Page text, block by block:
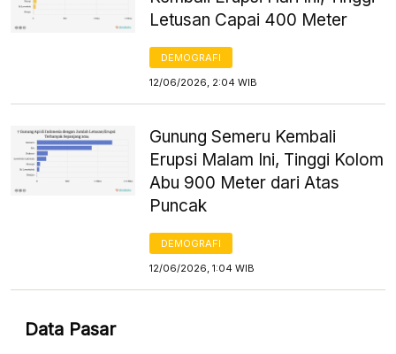
Letusan Capai 400 Meter
DEMOGRAFI
12/06/2026, 2:04 WIB
Gunung Semeru Kembali
Erupsi Malam Ini, Tinggi Kolom
Abu 900 Meter dari Atas
Puncak
DEMOGRAFI
12/06/2026, 1:04 WIB
Data Pasar